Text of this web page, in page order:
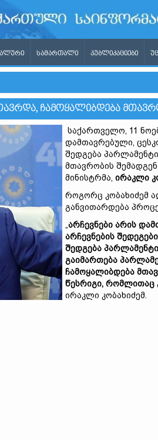
ᲡᲐᲛᲐᲠᲗᲐᲚᲘ ᲞᲣᲑᲚᲘᲙᲐᲪᲘᲔᲑᲘ
ᲩᲐᲛᲝᲧᲐᲚᲘᲑᲓᲔᲑᲐ
საქართველო, 11
დამთავრებული,
შედგება
მთავრობის
მინისტრმა, ირაკლი
როგორც კობახიძემ
განვითარდება
„არჩევნები არის
არჩევნების
შედგება
გაიმართება
ჩამოყალიბდება
წესრიგი, რომლითაც
ირაკლი კობახიძემ.